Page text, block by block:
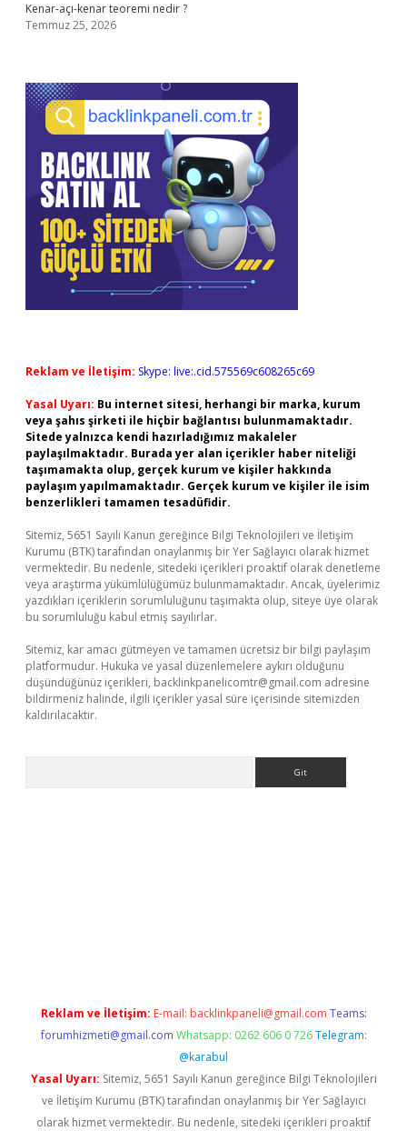
Kenar-açı-kenar teoremi nedir ?
Temmuz 25, 2026
Reklam ve İletişim: Skype: live:.cid.575569c608265c69
Yasal Uyarı: Bu internet sitesi, herhangi bir marka, kurum
veya şahıs şirketi ile hiçbir bağlantısı bulunmamaktadır.
Sitede yalnızca kendi hazırladığımız makaleler
paylaşılmaktadır. Burada yer alan içerikler haber niteliği
taşımamakta olup, gerçek kurum ve kişiler hakkında
paylaşım yapılmamaktadır. Gerçek kurum ve kişiler ile isim
benzerlikleri tamamen tesadüfidir.
Sitemiz, 5651 Sayılı Kanun gereğince Bilgi Teknolojileri ve İletişim
Kurumu (BTK) tarafından onaylanmış bir Yer Sağlayıcı olarak hizmet
vermektedir. Bu nedenle, sitedeki içerikleri proaktif olarak denetleme
veya araştırma yükümlülüğümüz bulunmamaktadır. Ancak, üyelerimiz
yazdıkları içeriklerin sorumluluğunu taşımakta olup, siteye üye olarak
bu sorumluluğu kabul etmiş sayılırlar.
Sitemiz, kar amacı gütmeyen ve tamamen ücretsiz bir bilgi paylaşım
platformudur. Hukuka ve yasal düzenlemelere aykırı olduğunu
düşündüğünüz içerikleri, backlinkpanelicomtr@gmail.com adresine
bildirmeniz halinde, ilgili içerikler yasal süre içerisinde sitemizden
kaldırılacaktır.
Reklam ve İletişim: E-mail: backlinkpaneli@gmail.com Teams:
forumhizmeti@gmail.com Whatsapp: 0262 606 0 726 Telegram:
@karabul
Yasal Uyarı: Sitemiz, 5651 Sayılı Kanun gereğince Bilgi Teknolojileri
ve İletişim Kurumu (BTK) tarafından onaylanmış bir Yer Sağlayıcı
olarak hizmet vermektedir. Bu nedenle, sitedeki içerikleri proaktif